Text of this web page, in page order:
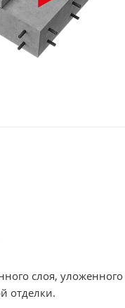
слоя,
отделки.